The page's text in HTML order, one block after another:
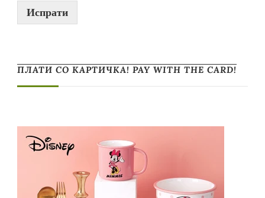
Испрати
ПЛАТИ СО КАРТИЧКА! PAY WITH THE CARD!